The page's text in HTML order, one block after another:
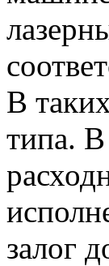
В
типа. В
залог